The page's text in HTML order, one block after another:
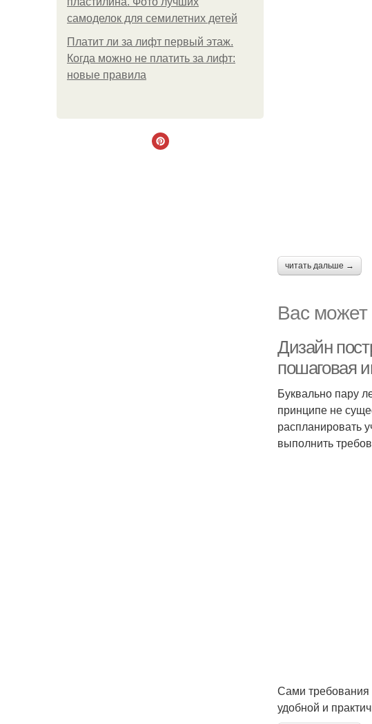
самоделок для семилетних детей
Платит ли за лифт первый этаж.
Когда можно не платить за лифт:
новые правила
читать дальше →
Вас может
Дизайн
пошаговая
Буквально пару
принципе не
распланировать
выполнить
Сами требования
удобной и